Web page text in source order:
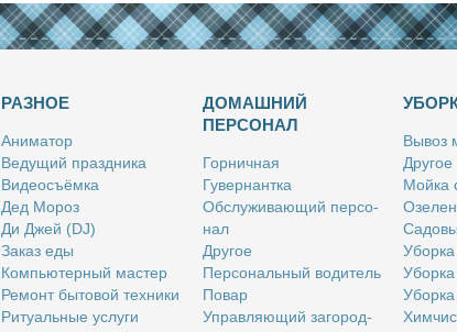
РАЗНОЕ
Ани­ма­тор
Ве­ду­щий празд­ни­ка
Ви­део­съём­ка
Дед Мо­роз
Ди Джей (DJ)
За­каз еды
Ком­пью­тер­ный ма­стер
Ре­монт бы­то­вой тех­ни­ки
Ри­ту­аль­ные услу­ги
ДОМАШНИЙ
ПЕРСОНАЛ
Гор­нич­ная
Гу­вер­нант­ка
Об­слу­жи­ва­ю­щий пер­со­
нал
Дру­гое
Пер­со­наль­ный во­ди­тель
По­вар
Управ­ля­ю­щий за­го­род­
Вы­воз
Дру­гое
Мой­ка
Убор­ка